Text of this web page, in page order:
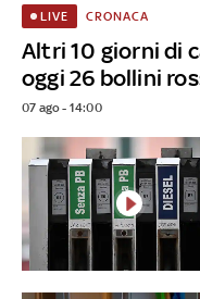
Altri 10 giorni di
oggi 26 bollini
LIVE CRONACA
07 ago - 14:00